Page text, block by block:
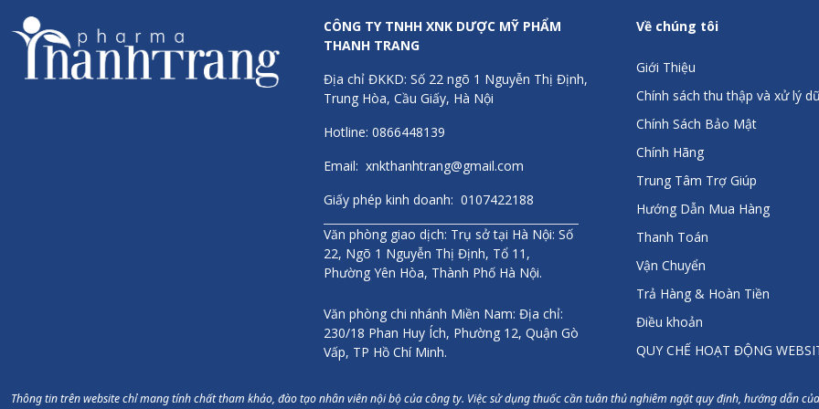
dục gây ra đau nhức
Hạ huyết áp
: nhiều nghiên cứu cho thấy magie hỗ trợ hạ huyết áp trên
Cách dùng
Người lớn uống 1 viên/ ngày.
Hạn sử dụng
Hạn sử dụng ghi trên sản phẩm.
Thông tin thương hiệu
Sanct Bernhard là một trong những hãng sản xuất dược mỹ phẩm hàng đầu
hành phát triển cùng sức khỏe con người. Là một trong những thương hiệu
phối tại hơn 100 Quốc gia trên thế giới trong đó có hơn 30 nước Châu Âu.
mỹ phẩm từ hãng dược phẩm Sanct Bernhard của CHLB Đức tại Việt Nam.
Chính sách
CÔNG TY TNHH XNK DƯỢC MỸ PHẨM
THANH TRANG
Địa chỉ ĐKKD: Số 22 ngõ 1 Nguyễn Thị Định,
Trung Hòa, Cầu Giấy, Hà Nội
Hotline: 0866448139
Email: xnkthanhtrang@gmail.com
Giấy phép kinh doanh: 0107422188
Văn phòng giao dịch: Trụ sở tại Hà Nội: Số
22, Ngõ 1 Nguyễn Thị Định, Tổ 11,
Phường Yên Hòa, Thành Phố Hà Nội.
Văn phòng chi nhánh Miền Nam: Địa chỉ:
230/18 Phan Huy Ích, Phường 12, Quận Gò
Vấp, TP Hồ Chí Minh.
Về chúng tôi
Giới Thiệu
Chính sách thu thập và xử lý
Chính Sách Bảo Mật
Chính Hãng
Trung Tâm Trợ Giúp
Hướng Dẫn Mua Hàng
Thanh Toán
Vận Chuyển
Trả Hàng & Hoàn Tiền
Điều khoản
QUY CHẾ HOẠT ĐỘNG
Thông tin trên website chỉ mang tính chất tham khảo, đào tạo nhân viên nội bộ của công ty. Việc sử dụng thuốc cần tuân thủ nghiêm ngặt quy định, hướng dẫn